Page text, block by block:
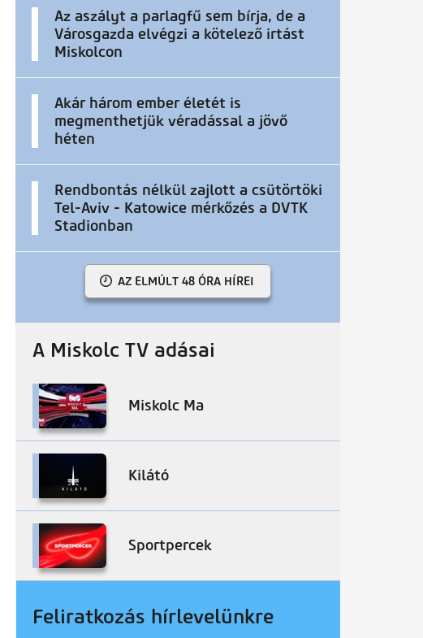
Az aszályt a parlagfű sem bírja, de a
Városgazda elvégzi a kötelező irtást
Miskolcon
Akár három ember életét is
megmenthetjük véradással a jövő
héten
Rendbontás nélkül zajlott a csütörtöki
Tel-Aviv - Katowice mérkőzés a DVTK
Stadionban
AZ ELMÚLT 48 ÓRA HÍREI
A Miskolc TV adásai
Miskolc Ma
Kilátó
Sportpercek
Feliratkozás hírlevelünkre